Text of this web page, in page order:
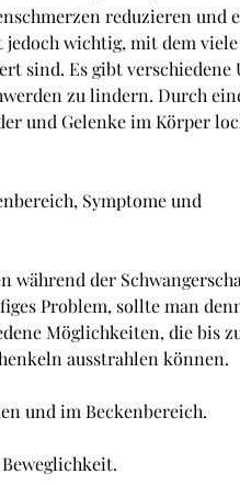
reduzieren und
jedoch wichtig, mit dem
sind. Es gibt verschiedene
zu lindern. Durch
und Gelenke im Körper
Symptome und
während der
Problem, sollte man
Möglichkeiten, die bis
ausstrahlen können.
und im Beckenbereich.